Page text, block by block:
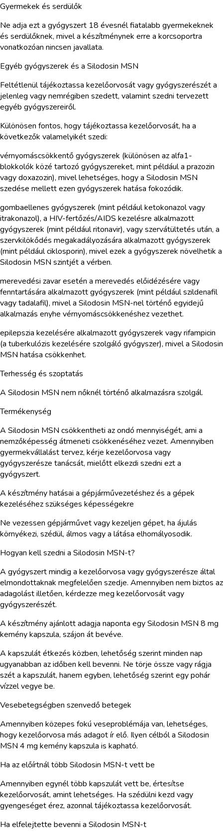
Gyermekek és serdülők
Ne adja ezt a gyógyszert 18 évesnél fiatalabb gyermekeknek
és serdülőknek, mivel a készítménynek erre a korcsoportra
vonatkozóan nincsen javallata.
Egyéb gyógyszerek és a Silodosin MSN
Feltétlenül tájékoztassa kezelőorvosát vagy gyógyszerészét a
jelenleg vagy nemrégiben szedett, valamint szedni tervezett
egyéb gyógyszereiről.
Különösen fontos, hogy tájékoztassa kezelőorvosát, ha a
következők valamelyikét szedi:
vérnyomáscsökkentő gyógyszerek (különösen az alfa1-
blokkolók közé tartozó gyógyszereket, mint például a prazozin
vagy doxazozin), mivel lehetséges, hogy a Silodosin MSN
szedése mellett ezen gyógyszerek hatása fokozódik.
gombaellenes gyógyszerek (mint például ketokonazol vagy
itrakonazol), a HIV-fertőzés/AIDS kezelésre alkalmazott
gyógyszerek (mint például ritonavir), vagy szervátültetés után, a
szervkilökődés megakadályozására alkalmazott gyógyszerek
(mint például ciklosporin), mivel ezek a gyógyszerek növelhetik a
Silodosin MSN szintjét a vérben.
merevedési zavar esetén a merevedés előidézésére vagy
fenntartására alkalmazott gyógyszerek (mint például szildenafil
vagy tadalafil), mivel a Silodosin MSN-nel történő egyidejű
alkalmazás enyhe vérnyomáscsökkenéshez vezethet.
epilepszia kezelésére alkalmazott gyógyszerek vagy rifampicin
(a tuberkulózis kezelésére szolgáló gyógyszer), mivel a Silodosin
MSN hatása csökkenhet.
Terhesség és szoptatás
A Silodosin MSN nem nőknél történő alkalmazásra szolgál.
Termékenység
A Silodosin MSN csökkentheti az ondó mennyiségét, ami a
nemzőképesség átmeneti csökkenéséhez vezet. Amennyiben
gyermekvállalást tervez, kérje kezelőorvosa vagy
gyógyszerésze tanácsát, mielőtt elkezdi szedni ezt a
gyógyszert.
A készítmény hatásai a gépjárművezetéshez és a gépek
kezeléséhez szükséges képességekre
Ne vezessen gépjárművet vagy kezeljen gépet, ha ájulás
környékezi, szédül, álmos vagy a látása elhomályosodik.
Hogyan kell szedni a Silodosin MSN-t?
A gyógyszert mindig a kezelőorvosa vagy gyógyszerésze által
elmondottaknak megfelelően szedje. Amennyiben nem biztos az
adagolást illetően, kérdezze meg kezelőorvosát vagy
gyógyszerészét.
A készítmény ajánlott adagja naponta egy Silodosin MSN 8 mg
kemény kapszula, szájon át bevéve.
A kapszulát étkezés közben, lehetőség szerint minden nap
ugyanabban az időben kell bevenni. Ne törje össze vagy rágja
szét a kapszulát, hanem egyben, lehetőség szerint egy pohár
vízzel vegye be.
Vesebetegségben szenvedő betegek
Amennyiben közepes fokú veseproblémája van, lehetséges,
hogy kezelőorvosa más adagot ír elő. Ilyen célból a Silodosin
MSN 4 mg kemény kapszula is kapható.
Ha az előírtnál több Silodosin MSN-t vett be
Amennyiben egynél több kapszulát vett be, értesítse
kezelőorvosát, amint lehetséges. Ha szédülni kezd vagy
gyengeséget érez, azonnal tájékoztassa kezelőorvosát.
Ha elfelejtette bevenni a Silodosin MSN-t